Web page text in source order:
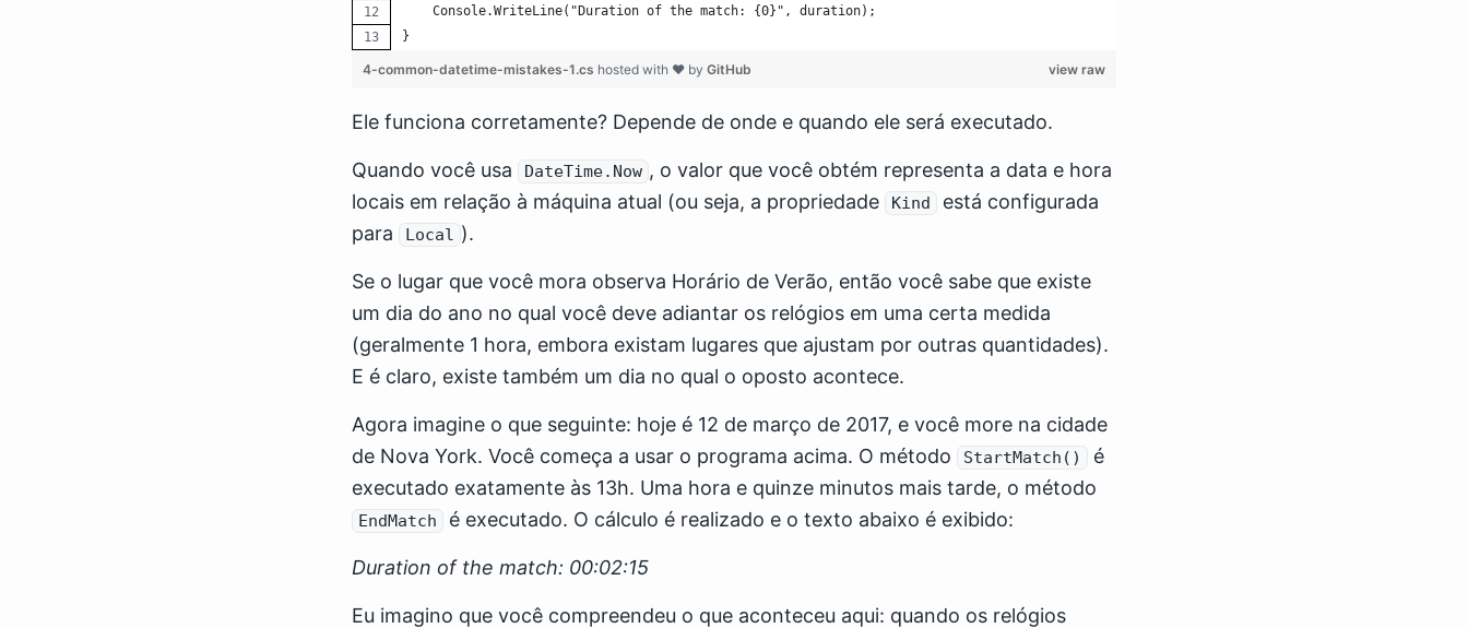
    Console.WriteLine("Duration of the match: {0}", duration);
}
view raw
4-common-datetime-mistakes-1.cs hosted with ❤ by GitHub
Ele funciona corretamente? Depende de onde e quando ele será executado.
Quando você usa DateTime.Now , o valor que você obtém representa a data e hora
locais em relação à máquina atual (ou seja, a propriedade
Kind
está configurada
para
Local ).
Se o lugar que você mora observa Horário de Verão, então você sabe que existe
um dia do ano no qual você deve adiantar os relógios em uma certa medida
(geralmente 1 hora, embora existam lugares que ajustam por outras quantidades).
E é claro, existe também um dia no qual o oposto acontece.
Agora imagine o que seguinte: hoje é 12 de março de 2017, e você more na cidade
de Nova York. Você começa a usar o programa acima. O método
StartMatch()
é
executado exatamente às 13h. Uma hora e quinze minutos mais tarde, o método
EndMatch é executado. O cálculo é realizado e o texto abaixo é exibido:
Duration of the match: 00:02:15
Eu imagino que você compreendeu o que aconteceu aqui: quando os relógios